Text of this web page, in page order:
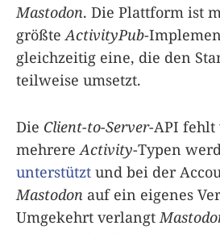
Mastodon. Die Plattform ist
größte ActivityPub-
gleichzeitig eine, die den
teilweise umsetzt.
Die Client-to-Server-API fehlt
mehrere Activity-Typen
unterstützt und bei der
Mastodon auf ein eigenes
Umgekehrt verlangt